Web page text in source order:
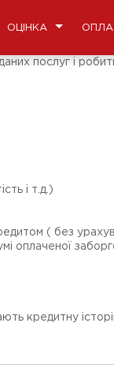
ОЦІНКА
послуг і
і т.д.)
( без
оплаченої
кредитну